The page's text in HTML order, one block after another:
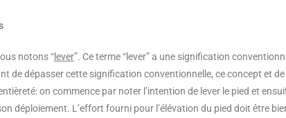
notons “lever”. Ce terme “lever” a une signification
de dépasser cette signification conventionnelle, ce concept et
on commence par noter l’intention de lever le pied et
déploiement. L’effort fourni pour l’élévation du pied doit être